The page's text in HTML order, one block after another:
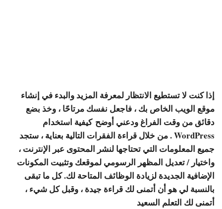
إذا كنت لا تستطيع الانتظار لمعرفة المزيد والبدء في إنشاء
موقع الويب الخاص بك ، فاجعل نفسك مرتاحًا ، وخذ بضع
دقائق من وقت الفراغ ودعني أوضحكيفية استخدام
WordPress. من خلال قراءة الفقرات التالية بعناية ، ستجد
جميع المعلومات التي تحتاجها لنشر المحتوى عبر الإنترنت ،
واختيار / تعديل المظهر الرسومي لموقعك وتثبيت المكونات
الإضافية الجديدة لزيادة الوظائف المتاحة لك. كل ما تبقى
بالنسبة لي هو أن أتمنى لك قراءة جيدة ، وقبل كل شيء ،
أتمنى لك التعلم السعيد